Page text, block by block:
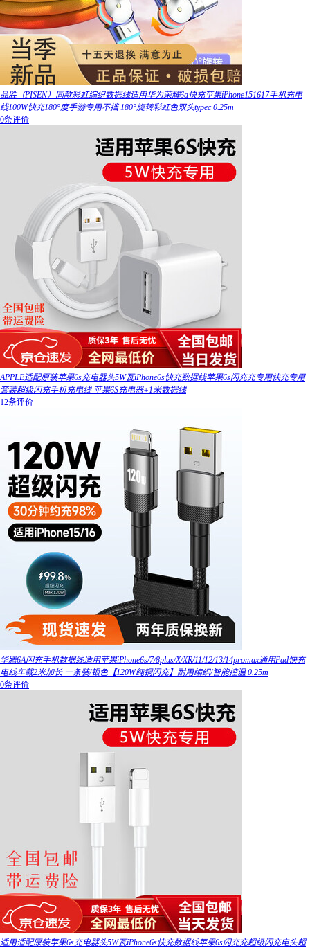
品胜（PISEN）同款彩虹编织数据线适用华为荣耀6a快充苹果iPhone151617手机充电
线100W快充180°度手游专用不挡 180°旋转彩虹色双头typec 0.25m
0条评价
APPLE适配原装苹果6s充电器头5W瓦iPhone6s快充数据线苹果6s闪充充专用快充专用
套装超级闪充手机充电线 苹果6S充电器+1米数据线
12条评价
华腾6A闪充手机数据线适用苹果iPhone6s/7/8plus/X/XR/11/12/13/14promax通用Pad快充
电线车载2米加长 一条装/银色【120W纯铜闪充】耐用编织/智能控温 0.25m
0条评价
适用适配原装苹果6s充电器头5W瓦iPhone6s快充数据线苹果6s闪充充超级闪充电头超